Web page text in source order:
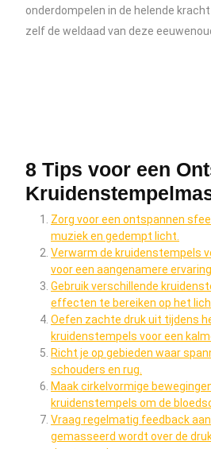
onderdompelen in de helende
zelf de weldaad van deze
8 Tips voor een
Zorg voor een ontspannen
muziek en gedempt licht.
Verwarm de kruidenstempels
voor een aangenamere ervaring.
Gebruik verschillende
effecten te bereiken op het
Oefen zachte druk uit tijdens
kruidenstempels voor een
Richt je op gebieden waar
schouders en rug.
Maak cirkelvormige
kruidenstempels om de
Vraag regelmatig feedback
gemasseerd wordt over de